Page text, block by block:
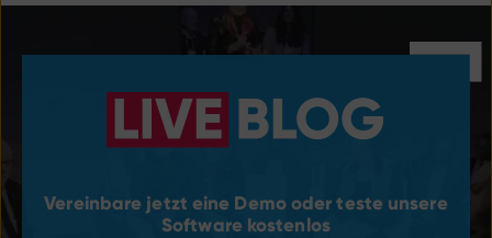
Vereinbare jetzt eine Demo oder teste unsere
Software kostenlos